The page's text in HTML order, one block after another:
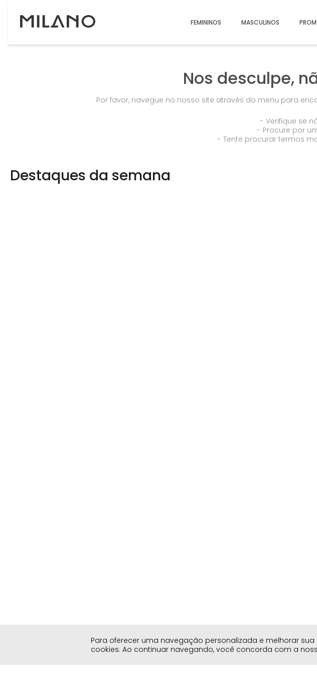
Para oferecer uma navegação personalizada e melhorar
cookies. Ao continuar navegando, você concorda com a
FEMININOS MASCULINOS
Nos desculpe,
Por favor, navegue no nosso site através do menu para
Verifique se
Procure por
Tente procurar termos
Destaques da semana